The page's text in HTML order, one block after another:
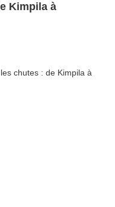
Kimpila à